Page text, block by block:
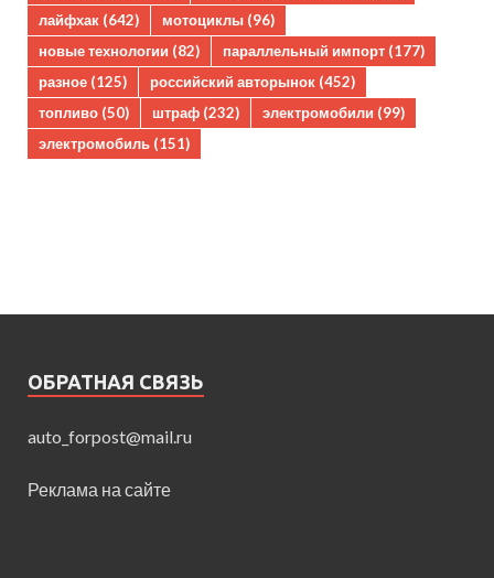
лайфхак (642) мотоциклы (96)
новые технологии (82) параллельный импорт (177)
разное (125) российский авторынок (452)
топливо (50) штраф (232) электромобили (99)
электромобиль (151)
ОБРАТНАЯ СВЯЗЬ
auto_forpost@mail.ru
Реклама на сайте